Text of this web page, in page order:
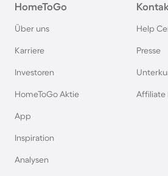
Chalets und Hütten im
Hütten und Chalets im Montafon
Chalets und Hütten in
HomeToGo
Über uns
Karriere
Investoren
HomeToGo Aktie
App
Inspiration
Analysen
Help
Presse
Affiliate